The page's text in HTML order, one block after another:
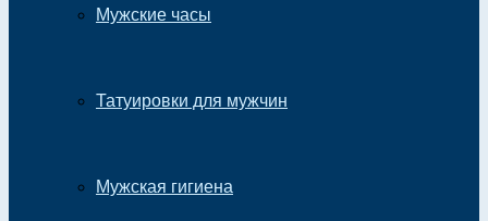
Мужские часы
Татуировки для мужчин
Мужская гигиена